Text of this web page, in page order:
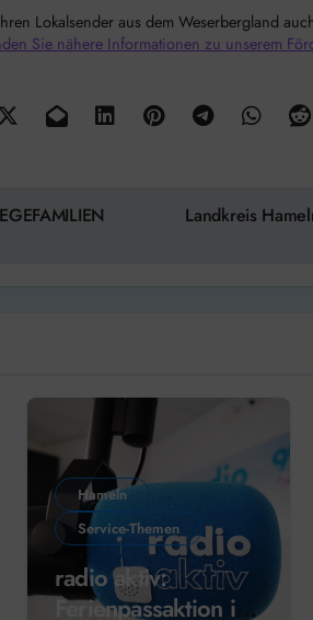
Lokalsender aus dem Weserbergland
Sie nähere Informationen zu unserem
Landkreis
Hameln
Service-Themen
radio aktiv:
Ferienpassaktion im